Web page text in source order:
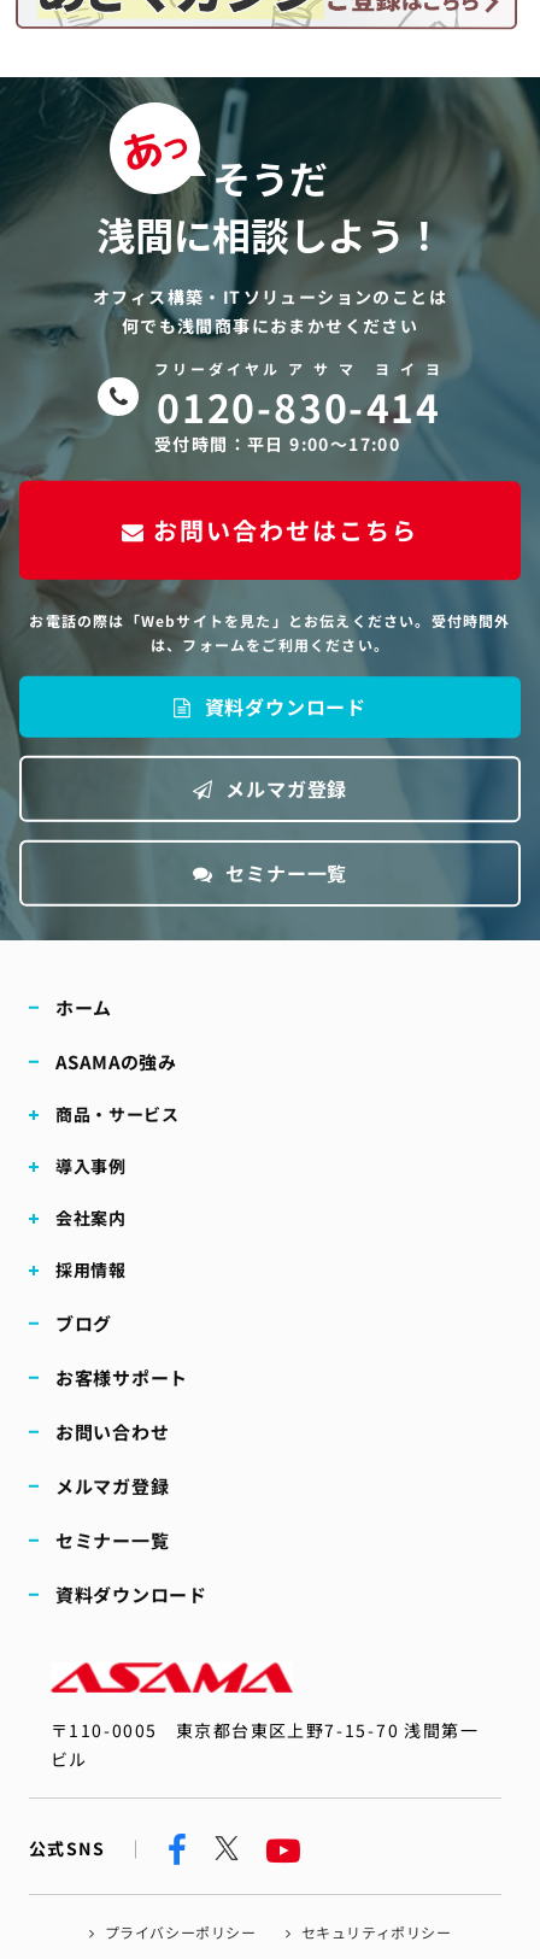
そうだ
浅間に相談しよう！
オフィス構築・ITソリューションのことは
何でも浅間商事におまかせください
フリーダイヤル ア サ マ ヨ イ ヨ
0120-830-414
受付時間：平日 9:00〜17:00
お問い合わせはこちら
お電話の際は「Webサイトを見た」とお伝えください。受付時間外
は、フォームをご利用ください。
資料ダウンロード
メルマガ登録
セミナー一覧
ホーム
ASAMAの強み
商品・サービス
導入事例
会社案内
採用情報
ブログ
お客様サポート
お問い合わせ
メルマガ登録
セミナー一覧
資料ダウンロード
〒110-0005 東京都台東区上野7-15-70 浅間第一
ビル
公式SNS
プライバシーポリシー セキュリティポリシー